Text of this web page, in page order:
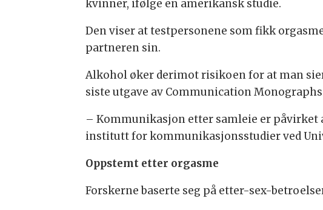
kvinner, ifølge en amerikansk studie.
Den viser at testpersonene som fikk
partneren sin.
Alkohol øker derimot risikoen for at man
siste utgave av Communication
– Kommunikasjon etter samleie er påvirket
institutt for kommunikasjonsstudier ved
Oppstemt etter orgasme
Forskerne baserte seg på etter-sex-